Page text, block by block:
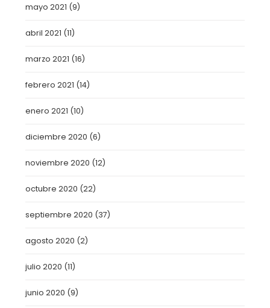
mayo 2021 (9)
abril 2021 (11)
marzo 2021 (16)
febrero 2021 (14)
enero 2021 (10)
diciembre 2020 (6)
noviembre 2020 (12)
octubre 2020 (22)
septiembre 2020 (37)
agosto 2020 (2)
julio 2020 (11)
junio 2020 (9)